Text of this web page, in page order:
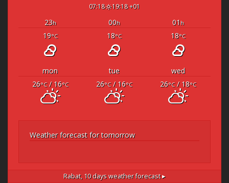
07:18 19:18 +01
23h 00h 01 h
19°C 18°C 18°C
mon tue
wed
26°C/ 16°C 26°C/ 16°C 26°C/ 18°C
Weather forecast for tomorrow
Rabat, 10 days weather forecast ▸